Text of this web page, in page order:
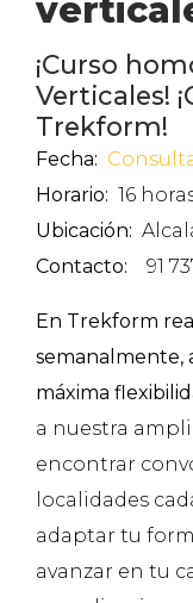
¡Curso
Verticales!
Trekform!
Fecha:
Horario: 16
Ubicación:
Contacto:
91
En Trekform
semanalmente,
máxima
a nuestra
encontrar
localidades
adaptar tu
avanzar en tu